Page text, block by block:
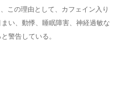
この理由として、カフェイン入り
い、動悸、睡眠障害、神経過敏な
警告している。